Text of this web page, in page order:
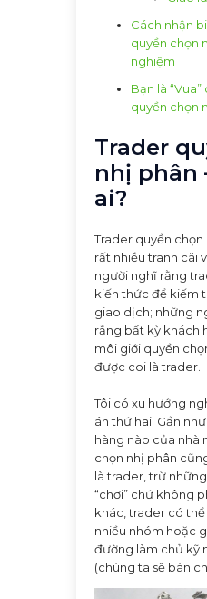
Cách nhận
quyền chọn
nghiệm
Bạn là
quyền chọn
Trader
nhị phân
ai?
Trader quyền chọn
rất nhiều tranh cãi
người nghĩ rằng
kiến thức để kiếm
giao dịch; những
rằng bất kỳ khách
môi giới quyền
được coi là trader.
Tôi có xu hướng
án thứ hai. Gần
hàng nào của nhà
chọn nhị phân
là trader, trừ
“chơi” chứ không
khác, trader có
nhiều nhóm hoặc
đường làm chủ kỹ
(chúng ta sẽ bàn